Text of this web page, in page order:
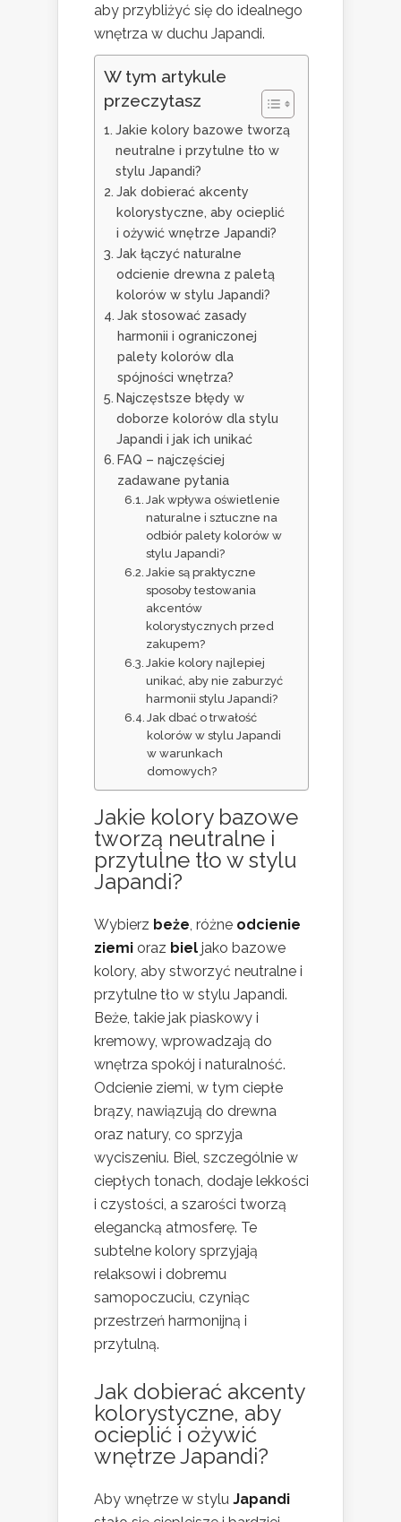
aby przybliżyć się do idealnego
wnętrza w duchu Japandi.
W tym artykule
przeczytasz
Jakie kolory bazowe tworzą
neutralne i przytulne tło w
stylu Japandi?
Jak dobierać akcenty
kolorystyczne, aby ocieplić
i ożywić wnętrze Japandi?
Jak łączyć naturalne
odcienie drewna z paletą
kolorów w stylu Japandi?
Jak stosować zasady
harmonii i ograniczonej
palety kolorów dla
spójności wnętrza?
Najczęstsze błędy w
doborze kolorów dla stylu
Japandi i jak ich unikać
FAQ – najczęściej
zadawane pytania
Jak wpływa oświetlenie
naturalne i sztuczne na
odbiór palety kolorów w
stylu Japandi?
Jakie są praktyczne
sposoby testowania
akcentów
kolorystycznych przed
zakupem?
Jakie kolory najlepiej
unikać, aby nie zaburzyć
harmonii stylu Japandi?
Jak dbać o trwałość
kolorów w stylu Japandi
w warunkach
domowych?
Jakie kolory bazowe
tworzą neutralne i
przytulne tło w stylu
Japandi?
Wybierz beże, różne odcienie
ziemi oraz biel jako bazowe
kolory, aby stworzyć neutralne i
przytulne tło w stylu Japandi.
Beże, takie jak piaskowy i
kremowy, wprowadzają do
wnętrza spokój i naturalność.
Odcienie ziemi, w tym ciepłe
brązy, nawiązują do drewna
oraz natury, co sprzyja
wyciszeniu. Biel, szczególnie w
ciepłych tonach, dodaje lekkości
i czystości, a szarości tworzą
elegancką atmosferę. Te
subtelne kolory sprzyjają
relaksowi i dobremu
samopoczuciu, czyniąc
przestrzeń harmonijną i
przytulną.
Jak dobierać akcenty
kolorystyczne, aby
ocieplić i ożywić
wnętrze Japandi?
Aby wnętrze w stylu Japandi